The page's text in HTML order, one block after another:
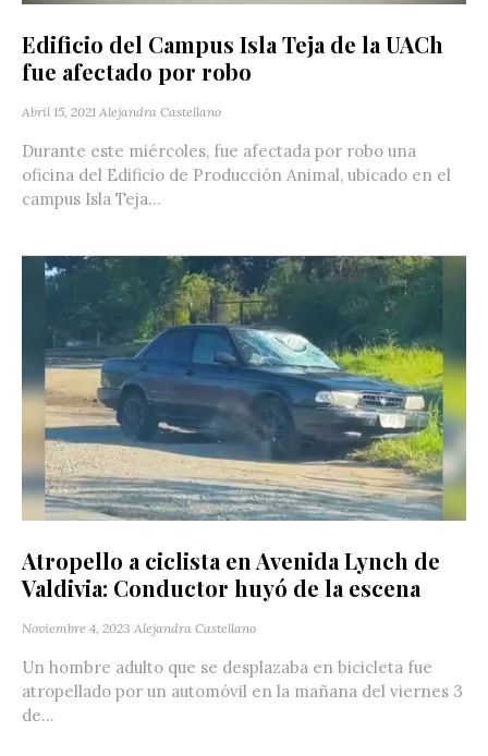
Edificio del Campus Isla Teja de la UACh
fue afectado por robo
Abril 15, 2021 Alejandra Castellano
Durante este miércoles, fue afectada por robo una
oficina del Edificio de Producción Animal, ubicado en el
campus Isla Teja...
Atropello a ciclista en Avenida Lynch de
Valdivia: Conductor huyó de la escena
Noviembre 4, 2023 Alejandra Castellano
Un hombre adulto que se desplazaba en bicicleta fue
atropellado por un automóvil en la mañana del viernes 3
de...